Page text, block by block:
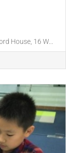
House, 16 W...